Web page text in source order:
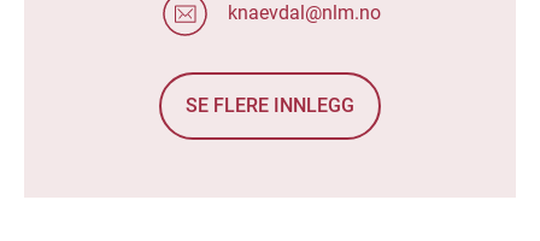
knaevdal@nlm.no
SE FLERE INNLEGG